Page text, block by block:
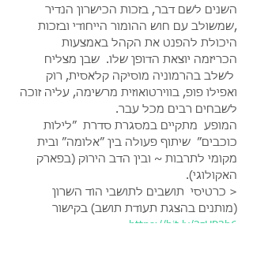
השנים לשם דבר, בזכות הכישרון הנדיר
,שמשולב עם חוש ההומור הייחודי ובזכות
היכולת להפנט את הקהל באמצעות
הכריזמה יוצאת הדופן שלו.  שבן מצליח
לשלב בהרמוניה מוסיקה קלאסית, רוק
ואפילו פופ, בווירטואוזית מרשימה, עליה זוכה
לשבחים רבים מכל עבר.
המופע  מתקיים במסגרת סדרת  ״לילות
כוכבים״  שיתוף פעולה בין ״אלומה״ ובית
מקומי לתרבות ~ ובין הדב הירוק (בפארק
האקולוגי).
< כרטיסי  תושבים לתושבי הוד השרון
(מותנים בהצגת תעודת תושב) בקישור
https://bit.ly/3zHP3h6